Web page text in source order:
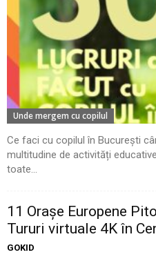
Unde mergem cu copilul
Ce faci cu copilul în București
multitudine de activități
toate...
11 Oraşe Europene
Tururi virtuale 4K în
GOKID